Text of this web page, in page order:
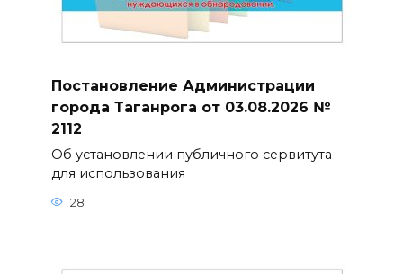
Постановление Администрации
города Таганрога от 03.08.2026 №
2112
Об установлении публичного сервитута
для использования
28